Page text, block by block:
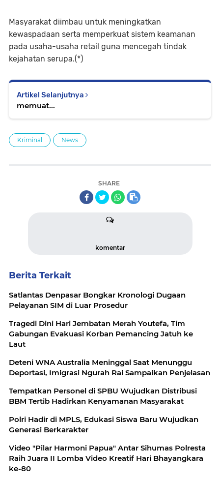
Masyarakat diimbau untuk meningkatkan
kewaspadaan serta memperkuat sistem keamanan
pada usaha-usaha retail guna mencegah tindak
kejahatan serupa.(*)
Artikel Selanjutnya
memuat...
Kriminal News
SHARE
komentar
Berita Terkait
Satlantas Denpasar Bongkar Kronologi Dugaan
Pelayanan SIM di Luar Prosedur
Tragedi Dini Hari Jembatan Merah Youtefa, Tim
Gabungan Evakuasi Korban Pemancing Jatuh ke
Laut
Deteni WNA Australia Meninggal Saat Menunggu
Deportasi, Imigrasi Ngurah Rai Sampaikan Penjelasan
‎Tempatkan Personel di SPBU Wujudkan Distribusi
BBM Tertib Hadirkan Kenyamanan Masyarakat
Polri Hadir di MPLS, Edukasi Siswa Baru Wujudkan
Generasi Berkarakter
Video "Pilar Harmoni Papua" Antar Sihumas Polresta
Raih Juara II Lomba Video Kreatif Hari Bhayangkara
ke-80